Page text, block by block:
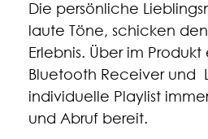
Die persönliche
laute Töne, schicken
Erlebnis. Über im
Bluetooth Receiver und
individuelle Playlist
und Abruf bereit.